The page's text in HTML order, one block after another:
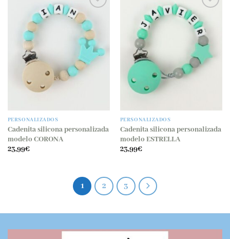
PERSONALIZADOS
Cadenita silicona personalizada
modelo CORONA
23,99€
PERSONALIZADOS
Cadenita silicona personalizada
modelo ESTRELLA
23,99€
1 2 3